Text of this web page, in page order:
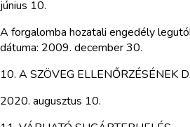
június 10.
A forgalomba hozatali engedély
dátuma: 2009. december 30.
10. A SZÖVEG ELLENŐRZÉSÉNEK
2020. augusztus 10.